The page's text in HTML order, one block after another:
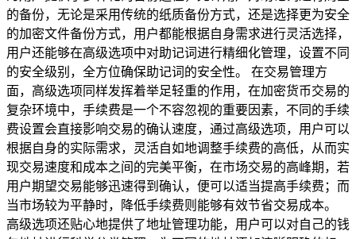
的备份，无论是采用传统的纸质备份方式，还是选择更为安全
的加密文件备份方式，用户都能根据自身需求进行灵活选择，
用户还能够在高级选项中对助记词进行精细化管理，设置不同
的安全级别，全方位确保助记词的安全性。 在交易管理方
面，高级选项同样发挥着举足轻重的作用，在加密货币交易的
复杂环境中，手续费是一个不容忽视的重要因素，不同的手续
费设置会直接影响交易的确认速度，通过高级选项，用户可以
根据自身的实际需求，灵活自如地调整手续费的高低，从而实
现交易速度和成本之间的完美平衡，在市场交易的高峰期，若
用户期望交易能够迅速得到确认，便可以适当提高手续费；而
当市场较为平静时，降低手续费则能够有效节省交易成本。
高级选项还贴心地提供了地址管理功能，用户可以对自己的钱